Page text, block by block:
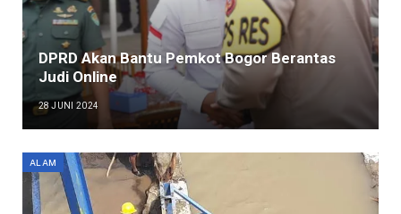
DPRD Akan Bantu Pemkot Bogor Berantas
Judi Online
28 JUNI 2024
ALAM